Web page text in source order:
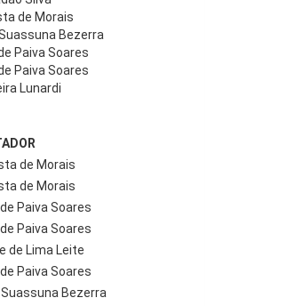
de Morais
Bezerra
Paiva Soares
Paiva Soares
Lunardi
de Morais
de Morais
Paiva Soares
Paiva Soares
de Lima Leite
Paiva Soares
Bezerra